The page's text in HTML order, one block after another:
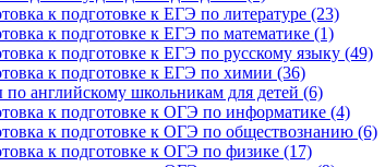
к подготовке к ЕГЭ по литературе (23)
к подготовке к ЕГЭ по математике (1)
к подготовке к ЕГЭ по русскому языку (49)
к подготовке к ЕГЭ по химии (36)
по английскому школьникам для детей (6)
к подготовке к ОГЭ по информатике (4)
к подготовке к ОГЭ по обществознанию (6)
к подготовке к ОГЭ по физике (17)